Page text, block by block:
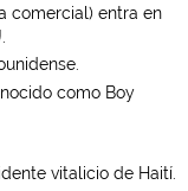
comercial) entra en
como Boy
vitalicio de Haití.